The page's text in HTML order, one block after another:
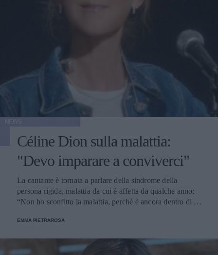
Céline Dion sulla malattia:
"Devo imparare a conviverci"
La cantante è tornata a parlare della sindrome della
persona rigida, malattia da cui è affetta da qualche anno:
“Non ho sconfitto la malattia, perché è ancora dentro di me
EMMA PIETRAROSA